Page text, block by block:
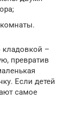
–
превратив
Если детей
самое